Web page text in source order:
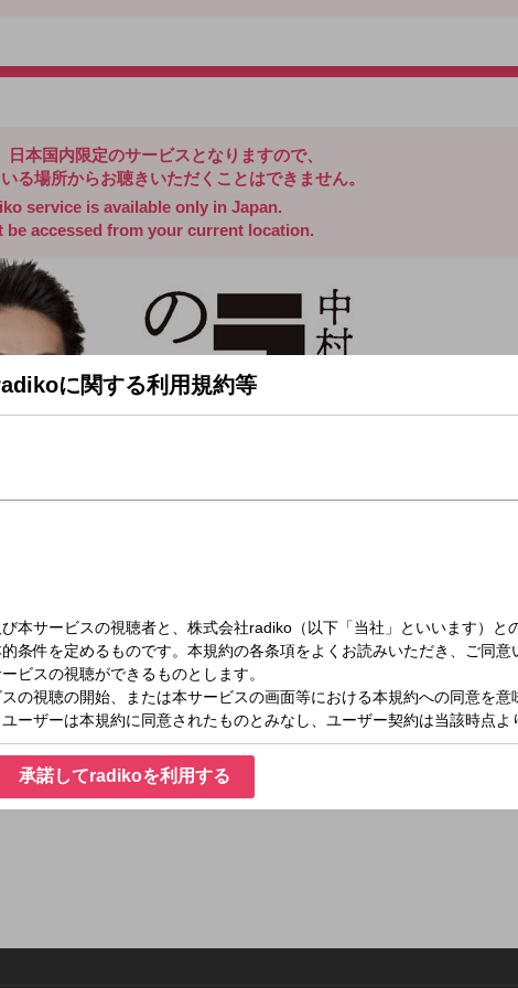
日本国内限定のサービスとなりますので、
る場所からお聴きいただくことはできません。
service is available only in Japan.
be accessed from your current location.
之助が、自身初のパーソナリティを務める番組です。
、趣味に至るまで、貴重な話が聞けるのはこの番組だけ。中村七之助がホンネで語りま
に関する利用規約等
承諾してradikoを利用する